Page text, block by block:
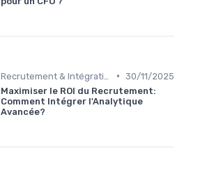
• 30/11/2025
Maximiser le ROI du Recrutement:
Comment Intégrer l'Analytique
Avancée?